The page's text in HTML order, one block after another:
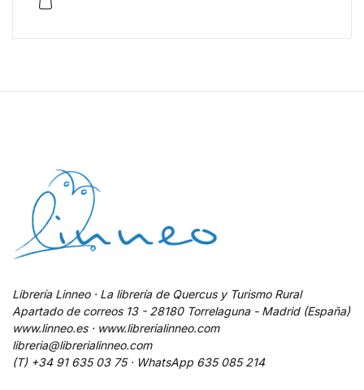
Librería Linneo · La librería de Quercus y Turismo Rural
Apartado de correos 13 - 28180 Torrelaguna - Madrid (España)
www.linneo.es · www.librerialinneo.com
libreria@librerialinneo.com
(T) +34 91 635 03 75 · WhatsApp 635 085 214